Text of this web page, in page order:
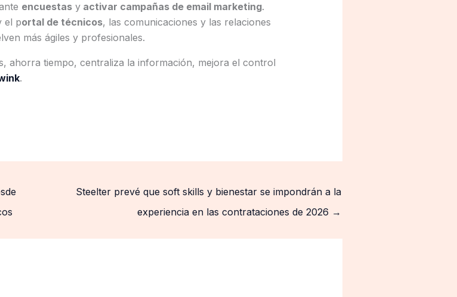
encuestasyactivar campañas de email marketing.
el portal de técnicos, las comunicaciones y las relaciones
más ágiles y profesionales.
ahorra tiempo, centraliza la información, mejora el control
.
Steelter prevé que soft skills y bienestar se impondrán a la
experiencia en las contrataciones de 2026 →